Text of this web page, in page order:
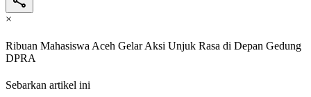
×
Ribuan Mahasiswa Aceh Gelar Aksi Unjuk Rasa di Depan Gedung
DPRA
Sebarkan artikel ini